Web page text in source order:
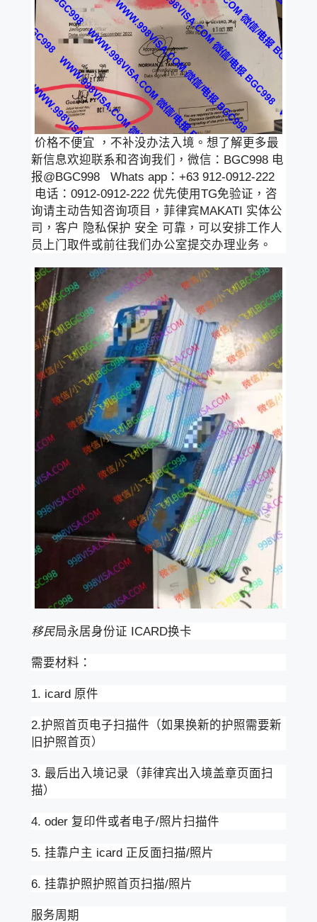
价格不便宜 ，不补没办法入境。想了解更多最
新信息欢迎联系和咨询我们，微信：BGC998 电
报@BGC998 Whats app：+63 912-0912-222
电话：0912-0912-222 优先使用TG免验证，咨
询请主动告知咨询项目，菲律宾MAKATI 实体公
司，客户 隐私保护 安全 可靠，可以安排工作人
员上门取件或前往我们办公室提交办理业务。
移民局永居身份证 ICARD换卡
需要材料：
1. icard 原件
2.护照首页电子扫描件（如果换新的护照需要新
旧护照首页）
3. 最后出入境记录（菲律宾出入境盖章页面扫
描）
4. oder 复印件或者电子/照片扫描件
5. 挂靠户主 icard 正反面扫描/照片
6. 挂靠护照护照首页扫描/照片
服务周期